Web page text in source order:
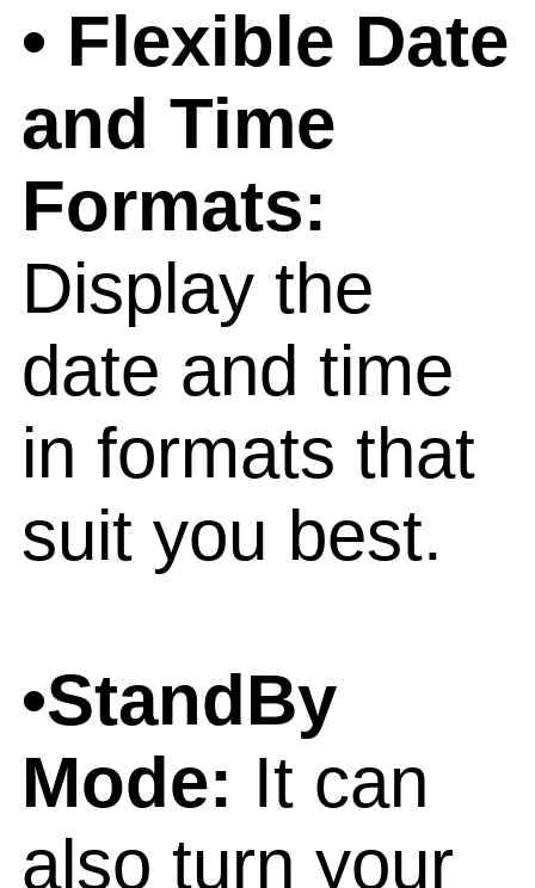
• Flexible Date
and Time
Formats:
Display the
date and time
in formats that
suit you best.
•StandBy
Mode: It can
also turn your